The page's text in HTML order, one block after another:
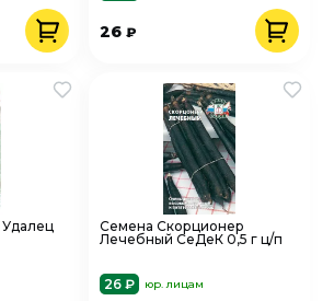
26₽
Семена Скорционер
Лечебный СеДеК 0,5 г ц/п
26 ₽ юр. лицам